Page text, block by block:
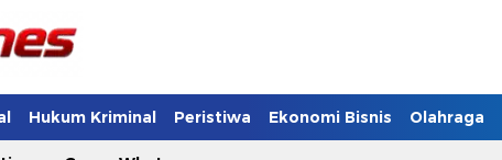
Hukum Kriminal Peristiwa Ekonomi Bisnis Olahraga